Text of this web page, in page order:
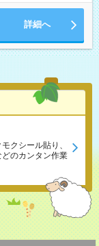
詳細へ
クシール貼り、
どのカンタン作業